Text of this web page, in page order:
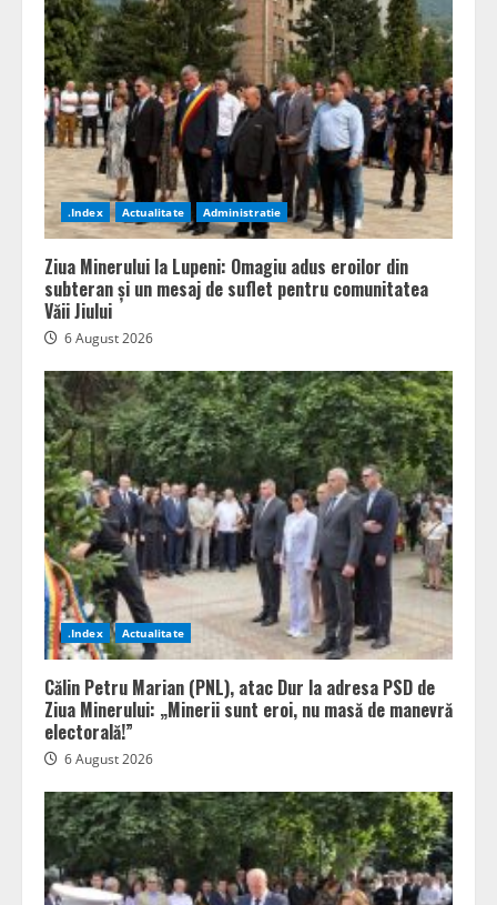
.Index Actualitate Administratie
Ziua Minerului la Lupeni: Omagiu adus eroilor din
subteran și un mesaj de suflet pentru comunitatea
Văii Jiului
6 August 2026
.Index Actualitate
Călin Petru Marian (PNL), atac Dur la adresa PSD de
Ziua Minerului: „Minerii sunt eroi, nu masă de manevră
electorală!”
6 August 2026